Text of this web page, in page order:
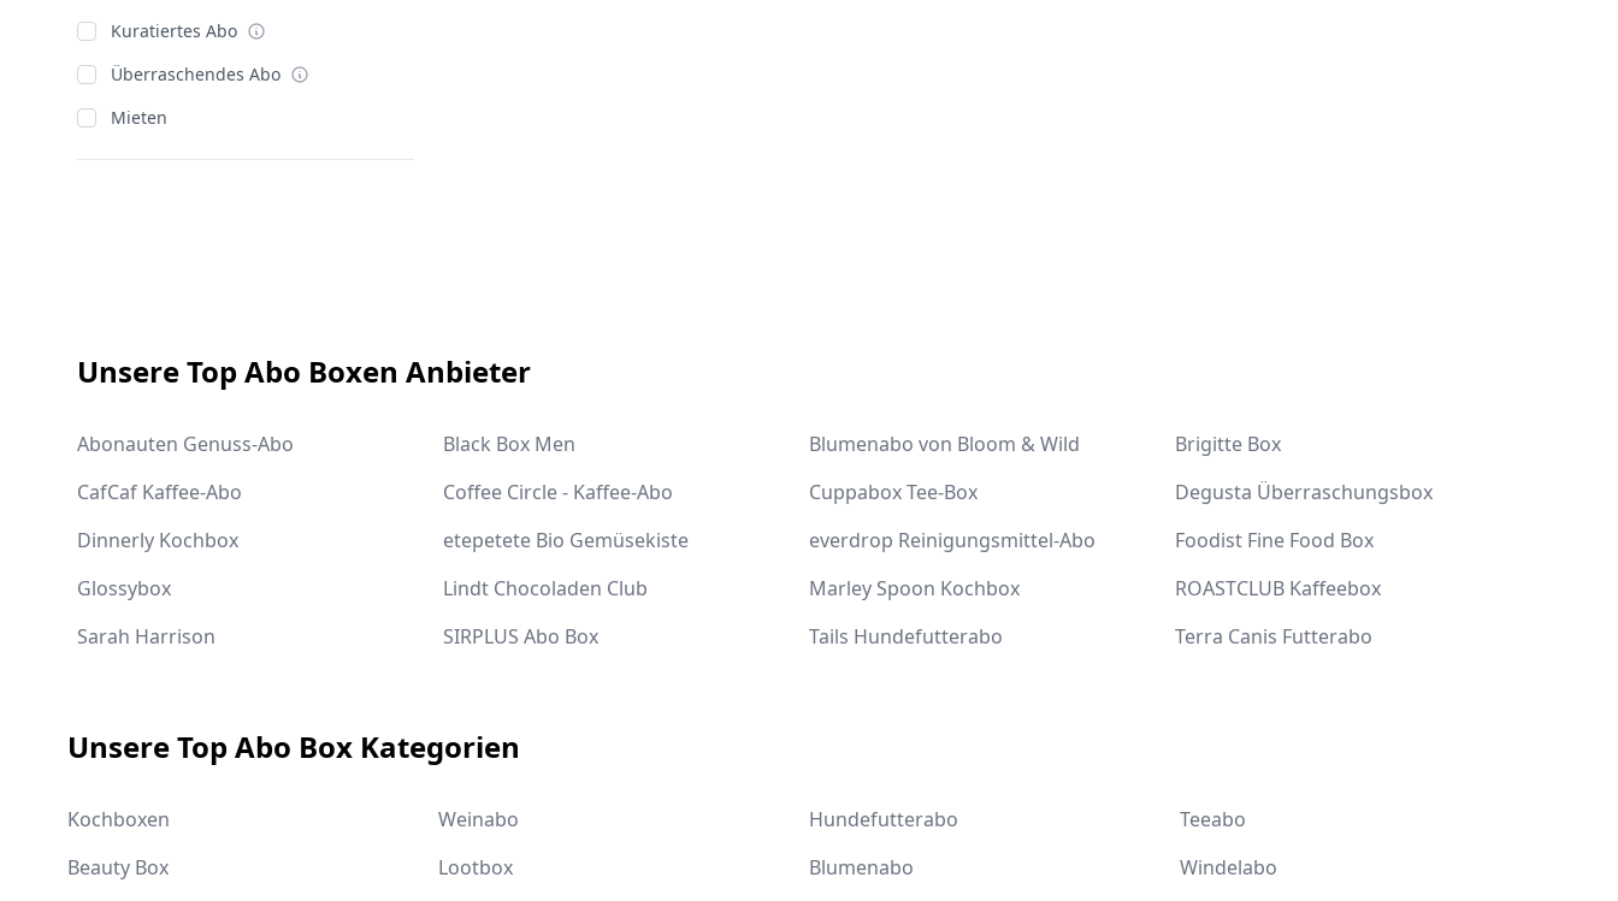
Kuratiertes Abo
Überraschendes Abo
Mieten
Unsere Top Abo Boxen Anbieter
Abonauten Genuss-Abo Black Box Men Blumenabo von Bloom & Wild
Brigitte Box
CafCaf Kaffee-Abo
Coffee Circle - Kaffee-Abo Cuppabox Tee-Box
Degusta Überraschungsbox
Dinnerly Kochbox
etepetete Bio Gemüsekiste everdrop Reinigungsmittel-Abo
Foodist Fine Food Box
Glossybox
Lindt Chocoladen Club Marley Spoon Kochbox
ROASTCLUB Kaffeebox
Sarah Harrison
SIRPLUS Abo Box Tails Hundefutterabo Terra Canis Futterabo
Unsere Top Abo Box Kategorien
Kochboxen Weinabo Hundefutterabo
Teeabo
Beauty Box
Lootbox Blumenabo
Windelabo